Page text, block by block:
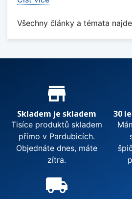
Všechny články a témata
Proč nakupovat u nás?
store_mall_directory
Skladem je skladem
Tisíce produktů skladem
přímo v Pardubicích.
Objednáte dnes, máte
zítra.
30
local_shipping